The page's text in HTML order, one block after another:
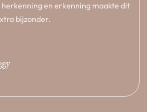
herkenning en erkenning maakte dit
bijzonder.